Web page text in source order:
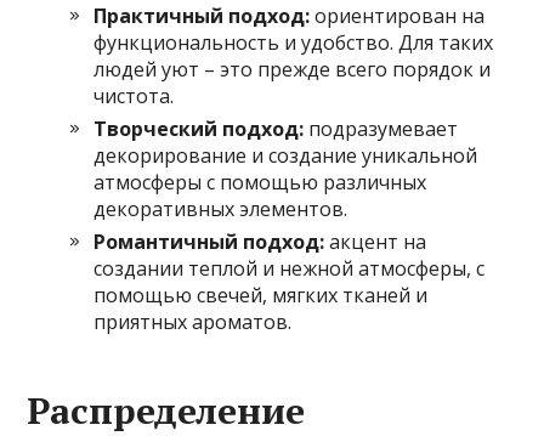
Практичный подход:ориентирован на
функциональность и удобство. Для таких
людей уют – это прежде всего порядок и
чистота.
Творческий подход: подразумевает
декорирование и создание уникальной
атмосферы с помощью различных
декоративных элементов.
Романтичный подход:акцент на
создании теплой и нежной атмосферы, с
помощью свечей, мягких тканей и
приятных ароматов.
Распределение